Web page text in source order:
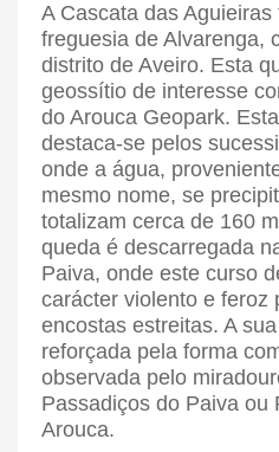
A Cascata das
freguesia de Alvarenga,
distrito de Aveiro. Esta
geossítio de interesse
do Arouca Geopark.
destaca-se pelos
onde a água,
mesmo nome, se
totalizam cerca de 160
queda é descarregada
Paiva, onde este curso
carácter violento e feroz
encostas estreitas. A
reforçada pela forma
observada pelo
Passadiços do Paiva ou
Arouca.